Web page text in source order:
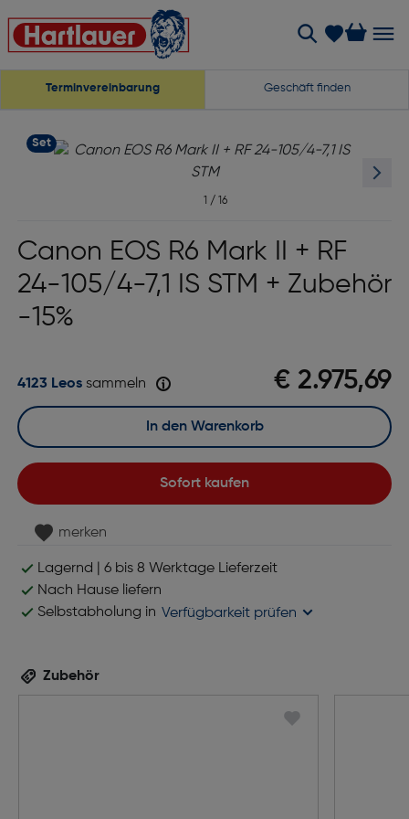
Terminvereinbarung Geschäft finden
Set
1 / 16
Canon EOS R6 Mark II + RF
24-105/4-7,1 IS STM + Zubehör
-15%
€ 2.975,69
4123 Leossammeln
Sofort kaufen
In den Warenkorb
merken
Lagernd | 6 bis 8 Werktage Lieferzeit
Nach Hause liefern
Selbstabholung in Verfügbarkeit prüfen
Zubehör